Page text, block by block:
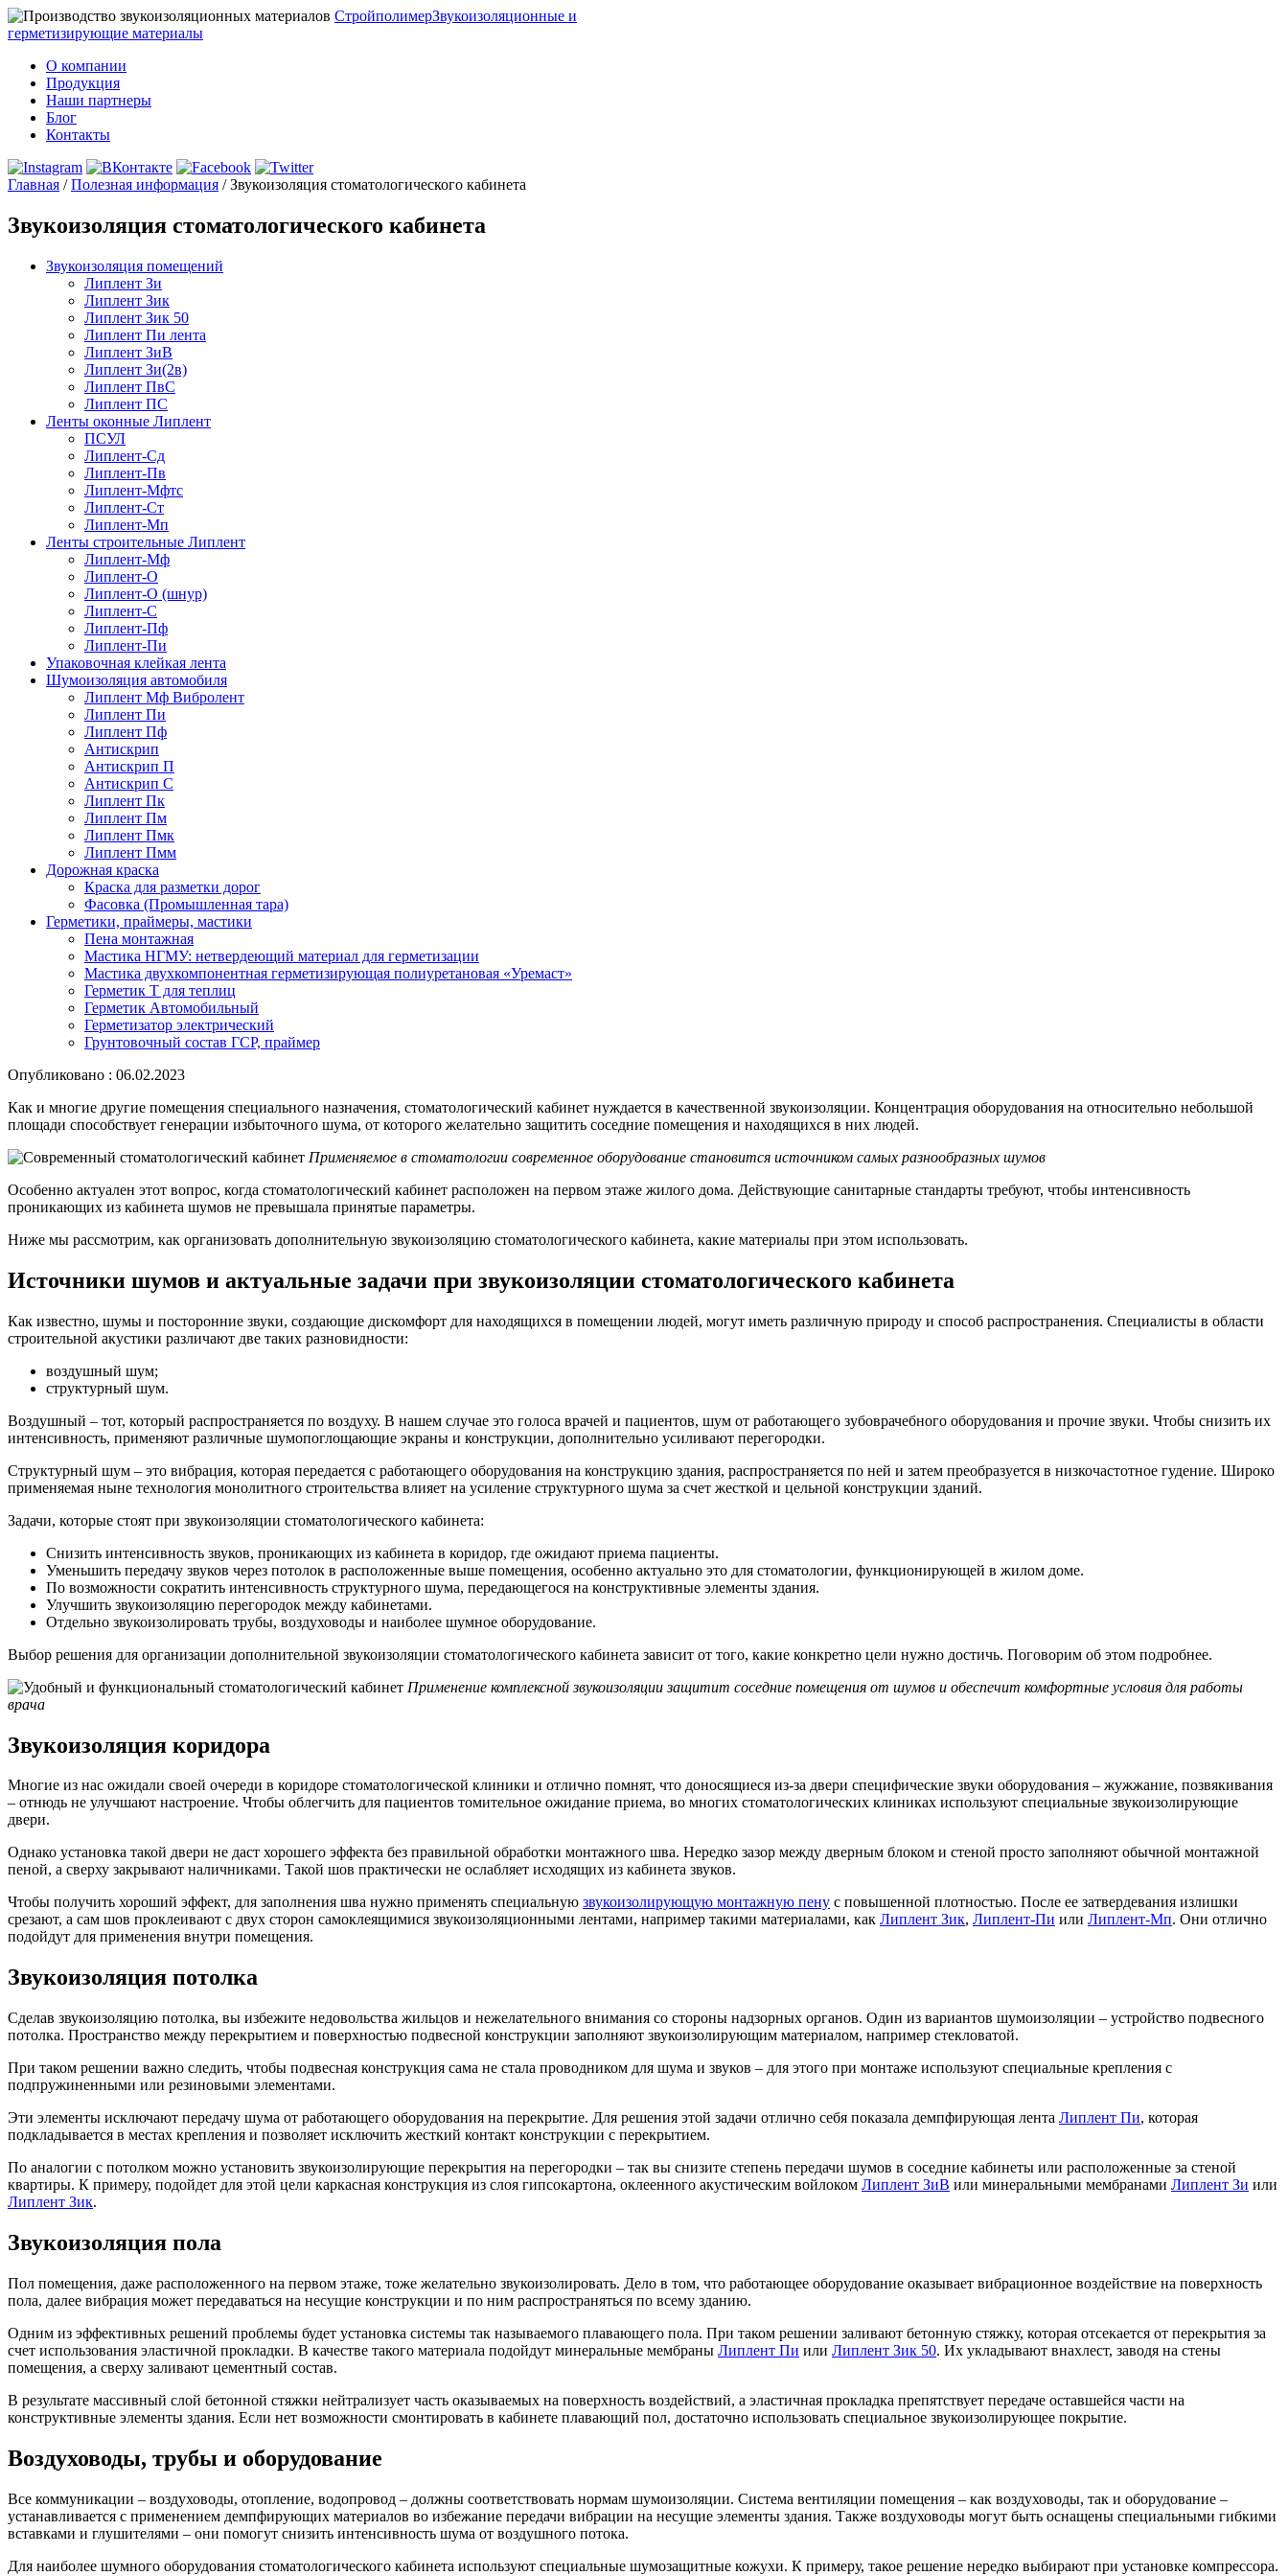
СтройполимерЗвукоизоляционные и
герметизирующие материалы
О компании
Продукция
Наши партнеры
Блог
Контакты
Главная /Полезная информация /Звукоизоляция стоматологического кабинета
Звукоизоляция стоматологического кабинета
Звукоизоляция помещений
Липлент Зи
Липлент Зик
Липлент Зик 50
Липлент Пи лента
Липлент ЗиВ
Липлент Зи(2в)
Липлент ПвC
Липлент ПС
Ленты оконные Липлент
ПСУЛ
Липлент-Сд
Липлент-Пв
Липлент-Мфтс
Липлент-Ст
Липлент-Мп
Ленты строительные Липлент
Липлент-Мф
Липлент-О
Липлент-О (шнур)
Липлент-С
Липлент-Пф
Липлент-Пи
Упаковочная клейкая лента
Шумоизоляция автомобиля
Липлент Мф Вибролент
Липлент Пи
Липлент Пф
Антискрип
Антискрип П
Антискрип С
Липлент Пк
Липлент Пм
Липлент Пмк
Липлент Пмм
Дорожная краска
Краска для разметки дорог
Фасовка (Промышленная тара)
Герметики, праймеры, мастики
Пена монтажная
Мастика НГМУ: нетвердеющий материал для герметизации
Мастика двухкомпонентная герметизирующая полиуретановая «Уремаст»
Герметик Т для теплиц
Герметик Автомобильный
Герметизатор электрический
Грунтовочный состав ГСР, праймер
Опубликовано : 06.02.2023
Как и многие другие помещения специального назначения, стоматологический кабинет нуждается в качественной звукоизоляции. Концентрация оборудования на относительно небольшой
площади способствует генерации избыточного шума, от которого желательно защитить соседние помещения и находящихся в них людей.
Применяемое в стоматологии современное оборудование становится источником самых разнообразных шумов
Особенно актуален этот вопрос, когда стоматологический кабинет расположен на первом этаже жилого дома. Действующие санитарные стандарты требуют, чтобы интенсивность
проникающих из кабинета шумов не превышала принятые параметры.
Ниже мы рассмотрим, как организовать дополнительную звукоизоляцию стоматологического кабинета, какие материалы при этом использовать.
Источники шумов и актуальные задачи при звукоизоляции стоматологического кабинета
Как известно, шумы и посторонние звуки, создающие дискомфорт для находящихся в помещении людей, могут иметь различную природу и способ распространения. Специалисты в области
строительной акустики различают две таких разновидности:
воздушный шум;
структурный шум.
Воздушный – тот, который распространяется по воздуху. В нашем случае это голоса врачей и пациентов, шум от работающего зубоврачебного оборудования и прочие звуки. Чтобы снизить их
интенсивность, применяют различные шумопоглощающие экраны и конструкции, дополнительно усиливают перегородки.
Структурный шум – это вибрация, которая передается с работающего оборудования на конструкцию здания, распространяется по ней и затем преобразуется в низкочастотное гудение. Широко
применяемая ныне технология монолитного строительства влияет на усиление структурного шума за счет жесткой и цельной конструкции зданий.
Задачи, которые стоят при звукоизоляции стоматологического кабинета:
Снизить интенсивность звуков, проникающих из кабинета в коридор, где ожидают приема пациенты.
Уменьшить передачу звуков через потолок в расположенные выше помещения, особенно актуально это для стоматологии, функционирующей в жилом доме.
По возможности сократить интенсивность структурного шума, передающегося на конструктивные элементы здания.
Улучшить звукоизоляцию перегородок между кабинетами.
Отдельно звукоизолировать трубы, воздуховоды и наиболее шумное оборудование.
Выбор решения для организации дополнительной звукоизоляции стоматологического кабинета зависит от того, какие конкретно цели нужно достичь. Поговорим об этом подробнее.
Применение комплексной звукоизоляции защитит соседние помещения от шумов и обеспечит комфортные условия для работы
врача
Звукоизоляция коридора
Многие из нас ожидали своей очереди в коридоре стоматологической клиники и отлично помнят, что доносящиеся из-за двери специфические звуки оборудования – жужжание, позвякивания
– отнюдь не улучшают настроение. Чтобы облегчить для пациентов томительное ожидание приема, во многих стоматологических клиниках используют специальные звукоизолирующие
двери.
Однако установка такой двери не даст хорошего эффекта без правильной обработки монтажного шва. Нередко зазор между дверным блоком и стеной просто заполняют обычной монтажной
пеной, а сверху закрывают наличниками. Такой шов практически не ослабляет исходящих из кабинета звуков.
Чтобы получить хороший эффект, для заполнения шва нужно применять специальную звукоизолирующую монтажную пену с повышенной плотностью. После ее затвердевания излишки
срезают, а сам шов проклеивают с двух сторон самоклеящимися звукоизоляционными лентами, например такими материалами, как Липлент Зик, Липлент-Пи или Липлент-Мп. Они отлично
подойдут для применения внутри помещения.
Звукоизоляция потолка
Сделав звукоизоляцию потолка, вы избежите недовольства жильцов и нежелательного внимания со стороны надзорных органов. Один из вариантов шумоизоляции – устройство подвесного
потолка. Пространство между перекрытием и поверхностью подвесной конструкции заполняют звукоизолирующим материалом, например стекловатой.
При таком решении важно следить, чтобы подвесная конструкция сама не стала проводником для шума и звуков – для этого при монтаже используют специальные крепления с
подпружиненными или резиновыми элементами.
Эти элементы исключают передачу шума от работающего оборудования на перекрытие. Для решения этой задачи отлично себя показала демпфирующая лента Липлент Пи, которая
подкладывается в местах крепления и позволяет исключить жесткий контакт конструкции с перекрытием.
По аналогии с потолком можно установить звукоизолирующие перекрытия на перегородки – так вы снизите степень передачи шумов в соседние кабинеты или расположенные за стеной
квартиры. К примеру, подойдет для этой цели каркасная конструкция из слоя гипсокартона, оклеенного акустическим войлоком Липлент ЗиВ или минеральными мембранами Липлент Зи или
Липлент Зик.
Звукоизоляция пола
Пол помещения, даже расположенного на первом этаже, тоже желательно звукоизолировать. Дело в том, что работающее оборудование оказывает вибрационное воздействие на поверхность
пола, далее вибрация может передаваться на несущие конструкции и по ним распространяться по всему зданию.
Одним из эффективных решений проблемы будет установка системы так называемого плавающего пола. При таком решении заливают бетонную стяжку, которая отсекается от перекрытия за
счет использования эластичной прокладки. В качестве такого материала подойдут минеральные мембраны Липлент Пи или Липлент Зик 50. Их укладывают внахлест, заводя на стены
помещения, а сверху заливают цементный состав.
В результате массивный слой бетонной стяжки нейтрализует часть оказываемых на поверхность воздействий, а эластичная прокладка препятствует передаче оставшейся части на
конструктивные элементы здания. Если нет возможности смонтировать в кабинете плавающий пол, достаточно использовать специальное звукоизолирующее покрытие.
Воздуховоды, трубы и оборудование
Все коммуникации – воздуховоды, отопление, водопровод – должны соответствовать нормам шумоизоляции. Система вентиляции помещения – как воздуховоды, так и оборудование –
устанавливается с применением демпфирующих материалов во избежание передачи вибрации на несущие элементы здания. Также воздуховоды могут быть оснащены специальными гибкими
вставками и глушителями – они помогут снизить интенсивность шума от воздушного потока.
Для наиболее шумного оборудования стоматологического кабинета используют специальные шумозащитные кожухи. К примеру, такое решение нередко выбирают при установке компрессора.